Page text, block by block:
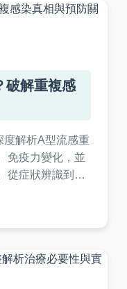
破解重複感
解析A型流感重
免疫力變化，並
從症狀辨識到疫